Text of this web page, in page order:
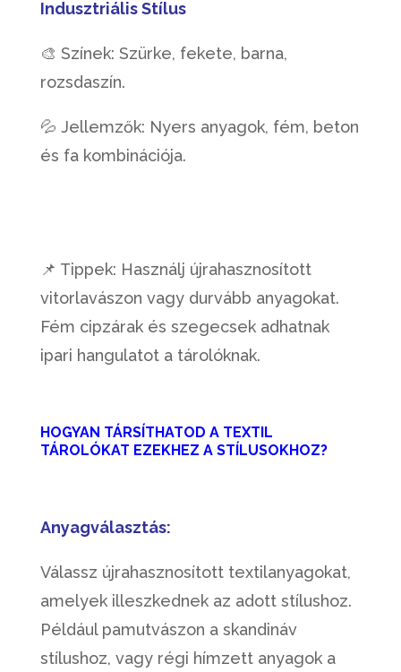
Indusztriális Stílus
🎨 Színek: Szürke, fekete, barna,
rozsdaszín.
💦 Jellemzők: Nyers anyagok, fém, beton
és fa kombinációja.
📌 Tippek: Használj újrahasznosított
vitorlavászon vagy durvább anyagokat.
Fém cipzárak és szegecsek adhatnak
ipari hangulatot a tárolóknak.
HOGYAN TÁRSÍTHATOD A TEXTIL
TÁROLÓKAT EZEKHEZ A STÍLUSOKHOZ?
Anyagválasztás:
Válassz újrahasznosított textilanyagokat,
amelyek illeszkednek az adott stílushoz.
Például pamutvászon a skandináv
stílushoz, vagy régi hímzett anyagok a